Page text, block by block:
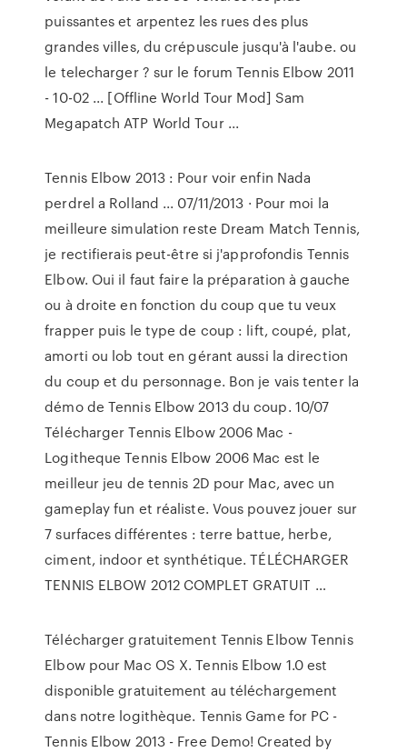
puissantes et arpentez les rues des plus
grandes villes, du crépuscule jusqu'à l'aube. ou
le telecharger ? sur le forum Tennis Elbow 2011
- 10-02 ... [Offline World Tour Mod] Sam
Megapatch ATP World Tour ...
Tennis Elbow 2013 : Pour voir enfin Nada
perdrel a Rolland ... 07/11/2013 · Pour moi la
meilleure simulation reste Dream Match Tennis,
je rectifierais peut-être si j'approfondis Tennis
Elbow. Oui il faut faire la préparation à gauche
ou à droite en fonction du coup que tu veux
frapper puis le type de coup : lift, coupé, plat,
amorti ou lob tout en gérant aussi la direction
du coup et du personnage. Bon je vais tenter la
démo de Tennis Elbow 2013 du coup. 10/07
Télécharger Tennis Elbow 2006 Mac -
Logitheque Tennis Elbow 2006 Mac est le
meilleur jeu de tennis 2D pour Mac, avec un
gameplay fun et réaliste. Vous pouvez jouer sur
7 surfaces différentes : terre battue, herbe,
ciment, indoor et synthétique. TÉLÉCHARGER
TENNIS ELBOW 2012 COMPLET GRATUIT …
Télécharger gratuitement Tennis Elbow Tennis
Elbow pour Mac OS X. Tennis Elbow 1.0 est
disponible gratuitement au téléchargement
dans notre logithèque. Tennis Game for PC -
Tennis Elbow 2013 - Free Demo! Created by